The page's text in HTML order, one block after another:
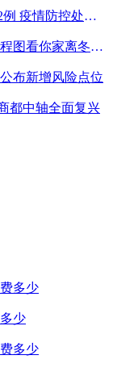
19日0时至15时北京新增本土感染者12例 疫情防控处关键时刻
秋天的脚步抵达华南 2022全国秋冬进程图看你家离冬天有多远
布新增风险点位
都中轴全面复兴
多少
少
多少